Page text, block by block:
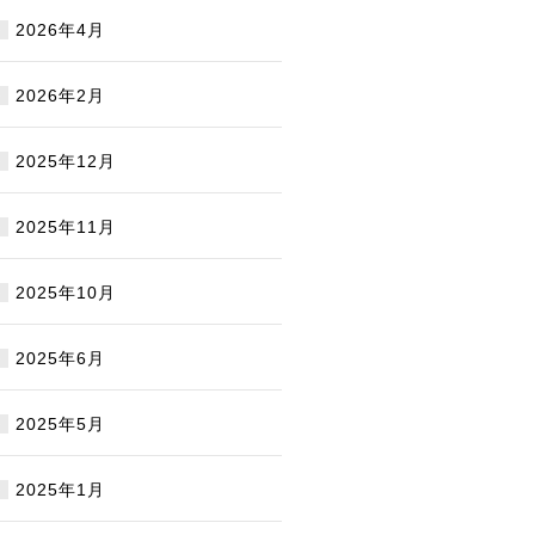
2026年4月
2026年2月
2025年12月
2025年11月
2025年10月
2025年6月
2025年5月
2025年1月